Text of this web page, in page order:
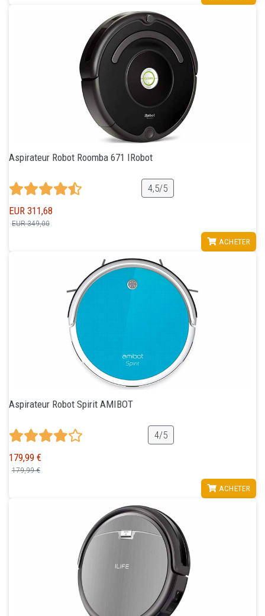
Aspirateur Robot Roomba 671 IRobot
4,5/5
EUR 311,68
EUR 349,00
ACHETER
Aspirateur Robot Spirit AMIBOT
4/5
179,99 €
179,99 €
ACHETER